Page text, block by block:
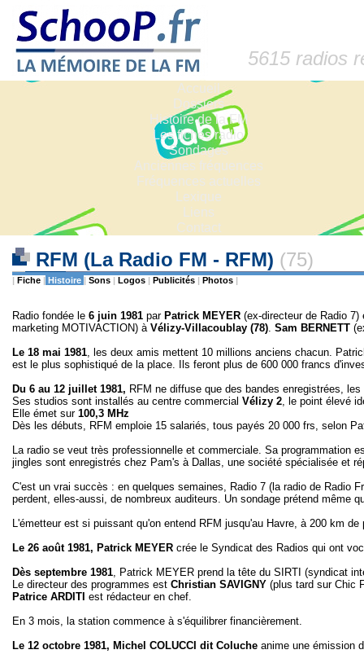
5615 radios
Accueil
Dossiers
Histoire de la FM
Les fiches radio
Sondages
Anciennes fréquences
Fréquences actuelles
Lexique
Liens
Contact
RFM (La Radio FM - RFM) (75)
| Fiche | Histoire | Sons | Logos | Publicités | Photos |
Radio fondée le 6 juin 1981 par Patrick MEYER (ex-directeur de Radio
marketing MOTIVACTION) à Vélizy-Villacoublay (78). Sam BERNETT
Le 18 mai 1981, les deux amis mettent 10 millions anciens chacun.
est le plus sophistiqué de la place. Ils feront plus de 600 000 francs
Du 6 au 12 juillet 1981, RFM ne diffuse que des bandes enregistrées,
Ses studios sont installés au centre commercial Vélizy 2, le point élevé
Elle émet sur 100,3 MHz
Dès les débuts, RFM emploie 15 salariés, tous payés 20 000 frs, selon
La radio se veut très professionnelle et commerciale. Sa programmation
jingles sont enregistrés chez Pam's à Dallas, une société spécialisée et
C'est un vrai succès : en quelques semaines, Radio 7 (la radio de Radio
perdent, elles-aussi, de nombreux auditeurs. Un sondage prétend même
L'émetteur est si puissant qu'on entend RFM jusqu'au Havre, à 200 km de
Le 26 août 1981, Patrick MEYER crée le Syndicat des Radios qui ont
Dès septembre 1981, Patrick MEYER prend la tête du SIRTI (syndicat
Le directeur des programmes est Christian SAVIGNY (plus tard sur Chic
Patrice ARDITI est rédacteur en chef.
En 3 mois, la station commence à s'équilibrer financièrement.
Le 12 octobre 1981, Michel COLUCCI dit Coluche anime une émission